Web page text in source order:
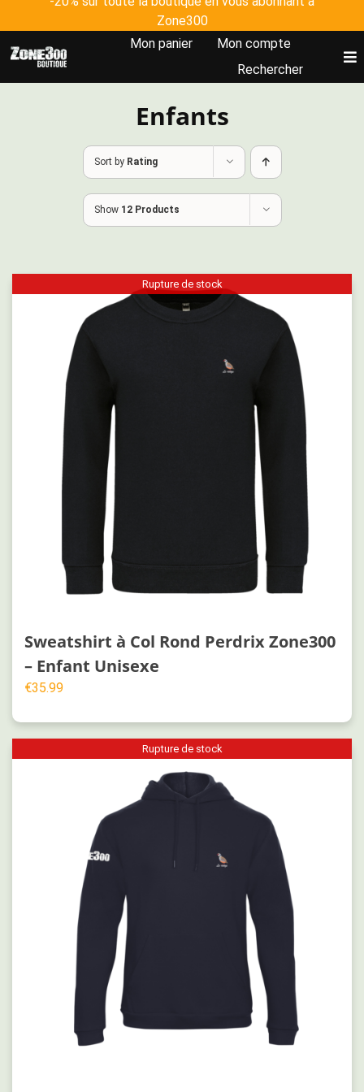
to
content
Zone300
Mon panier
Mon compte
Rechercher
Tous les produits
Johanna Clermont
Enfants
Sort by Rating
Show 12 Products
Rupture de stock
Sweatshirt à Col Rond Perdrix Zone300
– Enfant Unisexe
€35.99
Rupture de stock